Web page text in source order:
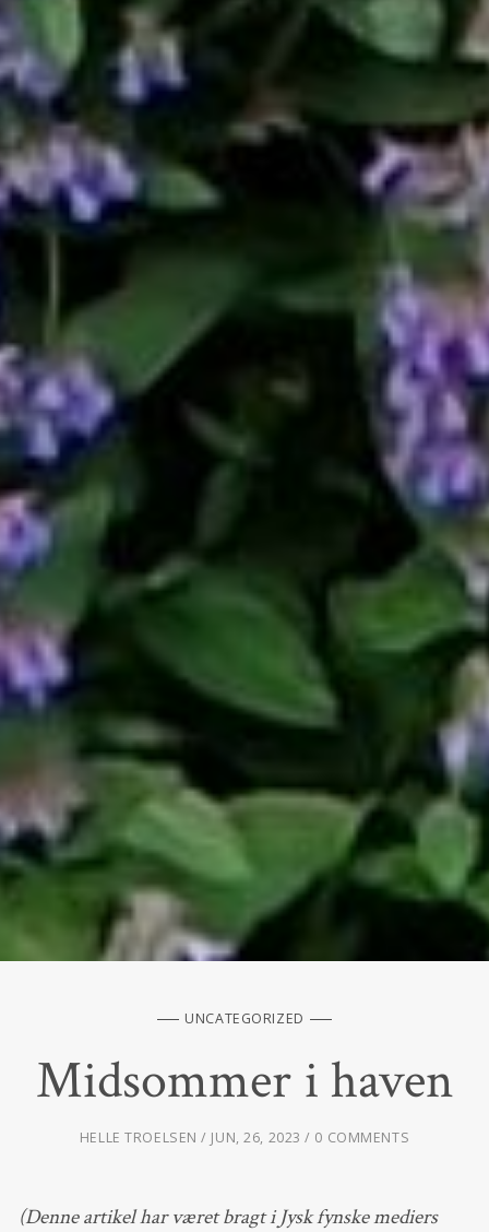
UNCATEGORIZED
Midsommer i haven
HELLE TROELSEN JUN, 26, 2023 0 COMMENTS
(Denne artikel har været bragt i Jysk fynske mediers